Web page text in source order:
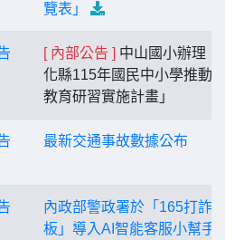
覽表」
[ 內部公告 ] 中山國小辦理「
化縣115年國民中小學推動
教育研習實施計畫」
最新交通事故數據公布
內政部警政署於「165打詐
板」導入AI智能客服小幫手